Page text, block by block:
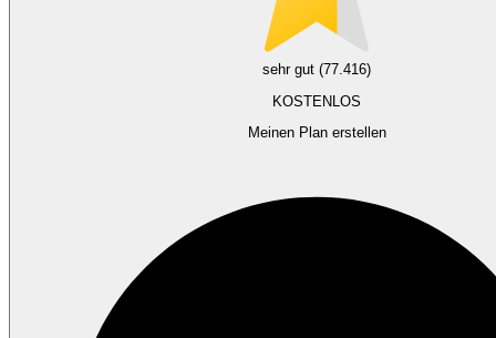
sehr gut (77.416)
KOSTENLOS
Meinen Plan erstellen